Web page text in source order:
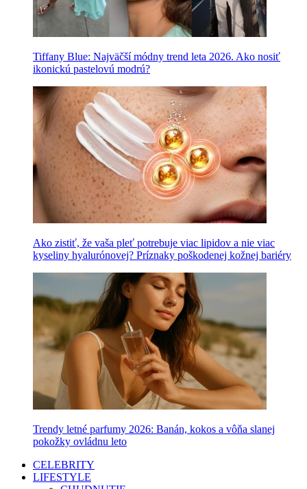
Tiffany Blue: Najväčší módny trend leta 2026. Ako nosiť
ikonickú pastelovú modrú?
Ako zistiť, že vaša pleť potrebuje viac lipidov a nie viac
kyseliny hyalurónovej? Príznaky poškodenej kožnej bariéry
Trendy letné parfumy 2026: Banán, kokos a vôňa slanej
pokožky ovládnu leto
CELEBRITY
LIFESTYLE